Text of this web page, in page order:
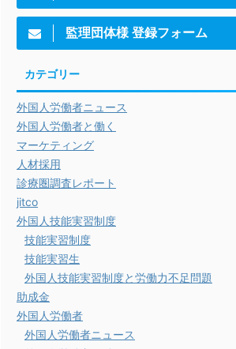
監理団体様 登録フォーム
カテゴリー
外国人労働者ニュース
外国人労働者と働く
マーケティング
人材採用
診療圏調査レポート
jitco
外国人技能実習制度
技能実習制度
技能実習生
外国人技能実習制度と労働力不足問題
助成金
外国人労働者
外国人労働者ニュース